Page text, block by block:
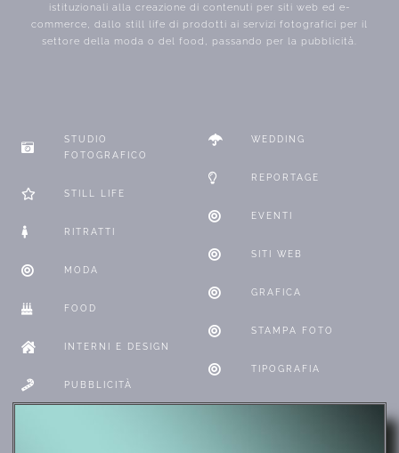
istituzionali alla creazione di contenuti per siti web ed e-
commerce, dallo still life di prodotti ai servizi fotografici per il
settore della moda o del food, passando per la pubblicità.
STUDIO
FOTOGRAFICO
STILL LIFE
RITRATTI
MODA
FOOD
INTERNI E DESIGN
PUBBLICITÀ
WEDDING
REPORTAGE
EVENTI
SITI WEB
GRAFICA
STAMPA FOTO
TIPOGRAFIA